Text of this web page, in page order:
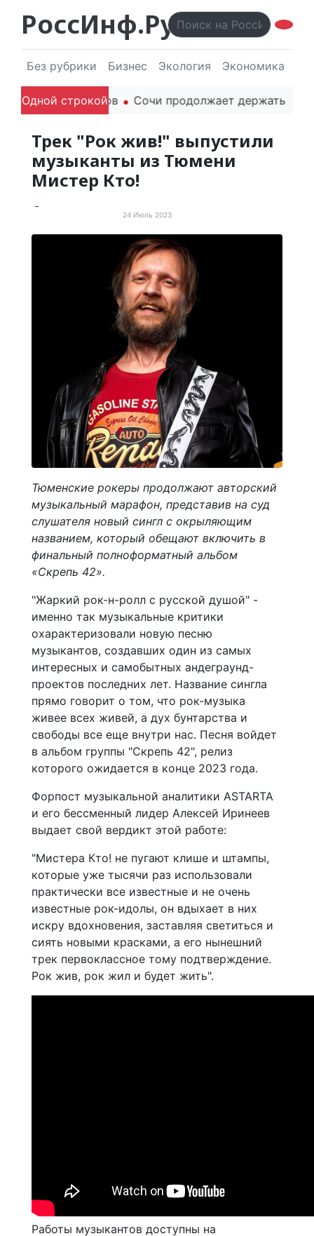
РоссИнф.Ру
Без рубрики Бизнес Экология Экономика
Одной строкой
беспилотников Сочи продолжает держать марку:
Трек "Рок жив!" выпустили
музыканты из Тюмени
Мистер Кто!
24 Июль 2023
Тюменские рокеры продолжают авторский
музыкальный марафон, представив на суд
слушателя новый сингл с окрыляющим
названием, который обещают включить в
финальный полноформатный альбом
«Скрепь 42».
"Жаркий рок-н-ролл с русской душой" -
именно так музыкальные критики
охарактеризовали новую песню
музыкантов, создавших один из самых
интересных и самобытных андеграунд-
проектов последних лет. Название сингла
прямо говорит о том, что рок-музыка
живее всех живей, а дух бунтарства и
свободы все еще внутри нас. Песня войдет
в альбом группы "Скрепь 42", релиз
которого ожидается в конце 2023 года.
Форпост музыкальной аналитики ASTARTA
и его бессменный лидер Алексей Иринеев
выдает свой вердикт этой работе:
"Мистера Кто! не пугают клише и штампы,
которые уже тысячи раз использовали
практически все известные и не очень
известные рок-идолы, он вдыхает в них
искру вдохновения, заставляя светиться и
сиять новыми красками, а его нынешний
трек первоклассное тому подтверждение.
Рок жив, рок жил и будет жить".
Работы музыкантов доступны на